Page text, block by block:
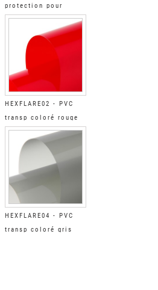
protection pour
parebrise Brillant
HEXFLARE02 - PVC
transp coloré rouge
teinte phare
HEXFLARE04 - PVC
transp coloré gris